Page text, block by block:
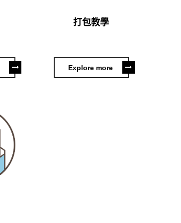
打包教學
Explore more